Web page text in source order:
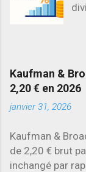
Kaufman &
2,20 € en 2026
janvier 31, 2026
Kaufman &
de 2,20 € brut
inchangé par